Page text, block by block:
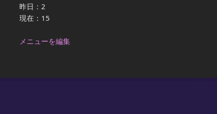
昨日：2
現在：15
メニューを編集